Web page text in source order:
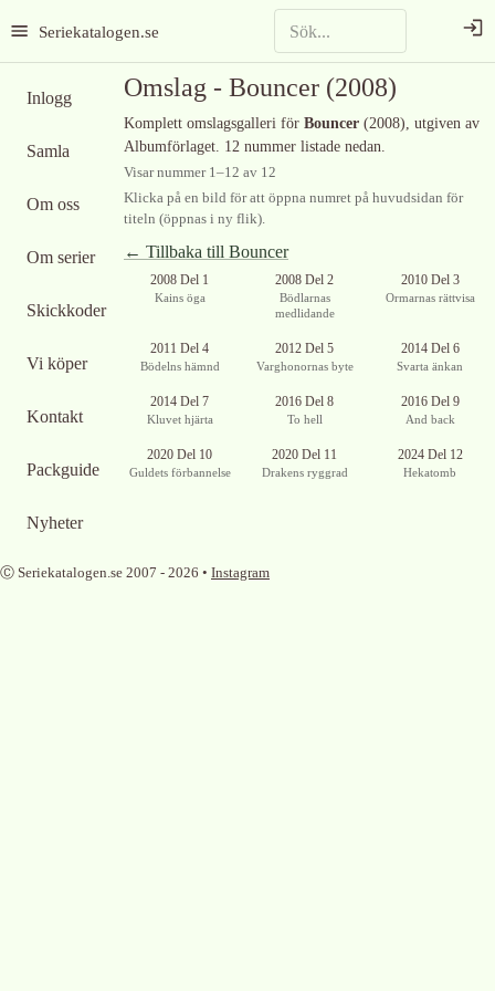
Seriekatalogen.se
Inlogg
Samla
Om oss
Om serier
Skickkoder
Vi köper
Kontakt
Packguide
Nyheter
Omslag - Bouncer (2008)
Komplett omslagsgalleri för Bouncer (2008), utgiven av
Albumförlaget. 12 nummer listade nedan.
Visar nummer 1–12 av 12
Klicka på en bild för att öppna numret på huvudsidan för
titeln (öppnas i ny flik).
← Tillbaka till Bouncer
2008 Del 1
Kains öga
2008 Del 2
Bödlarnas
medlidande
2010 Del 3
Ormarnas rättvisa
2011 Del 4
Bödelns hämnd
2012 Del 5
Varghonornas byte
2014 Del 6
Svarta änkan
2014 Del 7
Kluvet hjärta
2016 Del 8
To hell
2016 Del 9
And back
2020 Del 10
Guldets förbannelse
2020 Del 11
Drakens ryggrad
2024 Del 12
Hekatomb
Ⓒ Seriekatalogen.se 2007 - 2026 • Instagram